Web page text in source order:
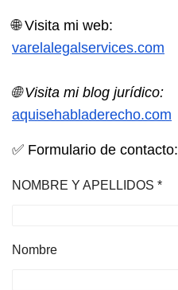
🌐 Visita mi web:⁣
varelalegalservices.com⁣
🌐Visita mi blog jurídico:⁣
aquisehabladerecho.com
✅ Formulario de contacto:
NOMBRE Y APELLIDOS *
Nombre